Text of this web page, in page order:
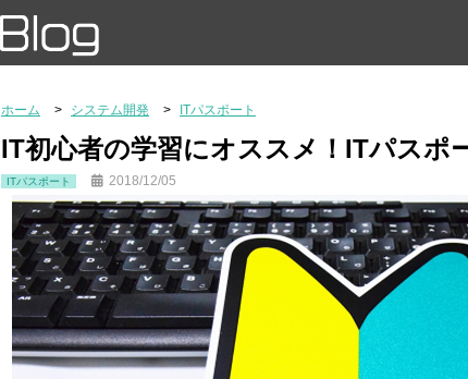
ホーム システム開発 ITパスポート
IT初心者の学習にオススメ！ITパスポ
ITパスポート 2018/12/05